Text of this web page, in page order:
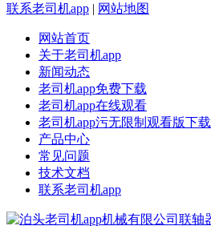
联系老司机app | 网站地图
网站首页
关于老司机app
新闻动态
老司机app免费下载
老司机app在线观看
老司机app污无限制观看版下载
产品中心
常见问题
技术文档
联系老司机app